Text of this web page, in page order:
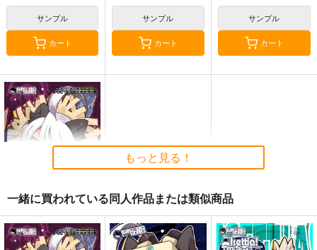
神崎恵
サンプル
カート
サンプル
カート
サンプル
カート
やまもと!2205第３巻-
ISCANDAR-
もっと見る！
一緒に買われている同人作品または類似商品